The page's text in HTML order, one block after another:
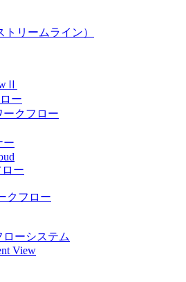
トリームライン）
ー
ークフロー
ー
ー
クフロー
ーシステム
View